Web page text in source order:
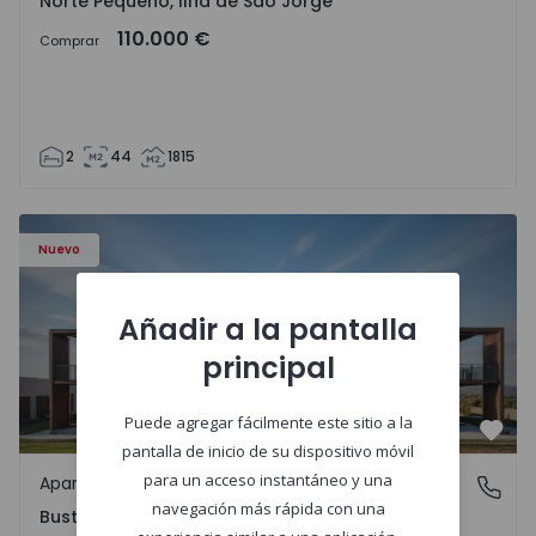
Comprar 110.000 €
2 44 1815
Nuevo
Apartamento T3 Oliveira do Bairro, Bustos, Troviscal e
Bustos, Troviscal e Mamarrosa, Aveiro
Apartamento
Bustos, Troviscal e Mamarrosa, Aveiro
Añadir a la pantalla
principal
Puede agregar fácilmente este sitio a la
pantalla de inicio de su dispositivo móvil
para un acceso instantáneo y una
navegación más rápida con una